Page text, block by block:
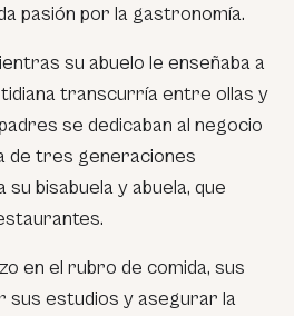
pasión por la gastronomía.
su abuelo le enseñaba a
transcurría entre ollas y
se dedicaban al negocio
de tres generaciones
bisabuela y abuela, que
en el rubro de comida, sus
sus estudios y asegurar la